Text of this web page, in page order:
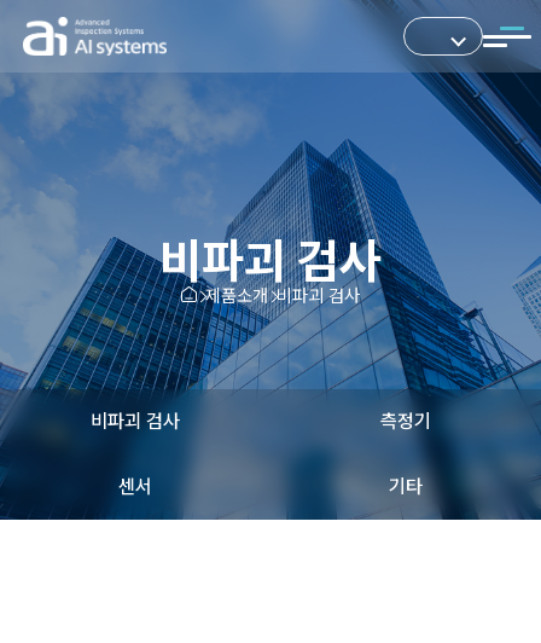
비파괴 검사
제품소개 비파괴 검사
비파괴 검사 측정기
센서 기타